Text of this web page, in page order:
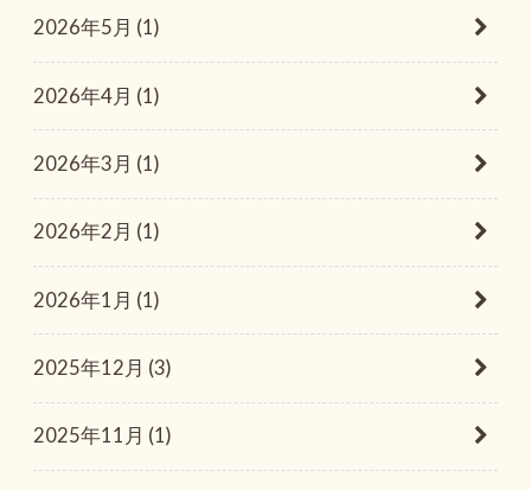
2026年5月 (1)
2026年4月 (1)
2026年3月 (1)
2026年2月 (1)
2026年1月 (1)
2025年12月 (3)
2025年11月 (1)